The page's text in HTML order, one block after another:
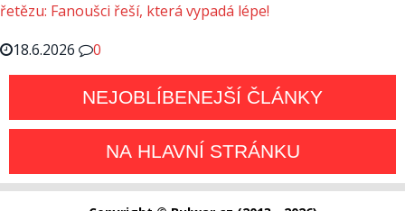
řetězu: Fanoušci řeší, která vypadá lépe!
18.6.2026
0
NEJOBLÍBENEJŠÍ ČLÁNKY
NA HLAVNÍ STRÁNKU